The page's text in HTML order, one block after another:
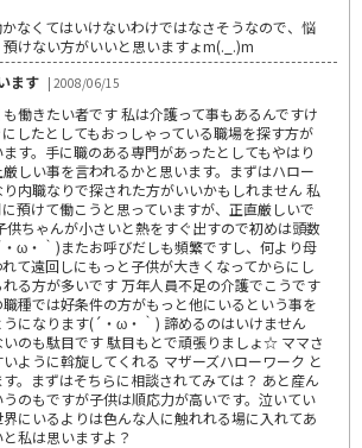
なくてはいけないわけではなさそうなので、悩
けない方がいいと思いますょm(._.)m
ます | 2008/06/15
働きたい者です 私は介護って事もあるんですけ
したとしてもおっしゃっている職場を探す方が
す。手に職のある専門があったとしてもやはり
しい事を言われるかと思います。まずはハロー
内職なりで探された方がいいかもしれません 私
預けて働こうと思っていますが、正直厳しいで
供ちゃんが小さいと熱をすぐ出すので初めは頭数
ω・｀)またお呼びだしも頻繁ですし、何より母
て遠回しにもっと子供が大きくなってからにし
る方が多いです 万年人員不足の介護でこうです
種では好条件の方がもっと他にいるという事を
になります(´・ω・｀) 諦めるのはいけません
のも駄目です 駄目もとで頑張りましょ☆ ママさ
ように斡旋してくれる マザーズハローワーク と
。まずはそちらに相談されてみては？ あと産ん
のもですが子供は順応力が高いです。泣いてい
にいるよりは色んな人に触れれる場に入れてあ
私は思いますよ？